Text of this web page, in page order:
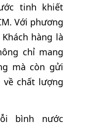
tinh khiết
Với phương
hàng là
chỉ mang
mà còn gửi
chất lượng
bình nước